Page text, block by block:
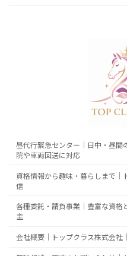
昼代行緊急センター｜日中・昼間
院や車両回送に対応
資格情報から趣味・暮らしまで｜
信
各種委託・請負事業｜豊富な資格
主
会社概要｜トップクラス株式会社